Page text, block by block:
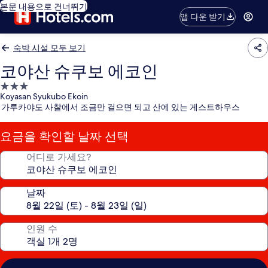
본문 내용으로 건너뛰기
앱 다운 받기
숙박 시설 모두 보기
코야산 슈쿠보 에코인
3.0
성
급
숙
박
시
Koyasan Syukubo Ekoin
가루카야도 사찰에서 조금만 걸으면 되고 산에 있는 게스트하우스
요금을 확인할 날짜 선택
어디로 가세요?
날짜
인원 수